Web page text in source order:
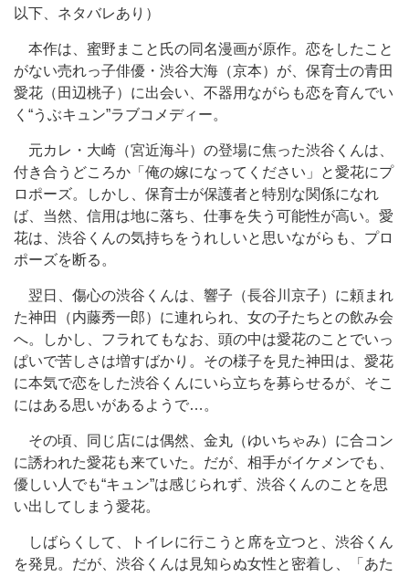
以下、ネタバレあり）
本作は、蜜野まこと氏の同名漫画が原作。恋をしたこと
がない売れっ子俳優・渋谷大海（京本）が、保育士の青田
愛花（田辺桃子）に出会い、不器用ながらも恋を育んでい
く“うぶキュン”ラブコメディー。
元カレ・大崎（宮近海斗）の登場に焦った渋谷くんは、
付き合うどころか「俺の嫁になってください」と愛花にプ
ロポーズ。しかし、保育士が保護者と特別な関係になれ
ば、当然、信用は地に落ち、仕事を失う可能性が高い。愛
花は、渋谷くんの気持ちをうれしいと思いながらも、プロ
ポーズを断る。
翌日、傷心の渋谷くんは、響子（長谷川京子）に頼まれ
た神田（内藤秀一郎）に連れられ、女の子たちとの飲み会
へ。しかし、フラれてもなお、頭の中は愛花のことでいっ
ぱいで苦しさは増すばかり。その様子を見た神田は、愛花
に本気で恋をした渋谷くんにいら立ちを募らせるが、そこ
にはある思いがあるようで…。
その頃、同じ店には偶然、金丸（ゆいちゃみ）に合コン
に誘われた愛花も来ていた。だが、相手がイケメンでも、
優しい人でも“キュン”は感じられず、渋谷くんのことを思
い出してしまう愛花。
しばらくして、トイレに行こうと席を立つと、渋谷くん
を発見。だが、渋谷くんは見知らぬ女性と密着し、「あた